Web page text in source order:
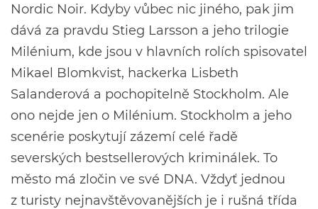
Nordic Noir. Kdyby vůbec nic jiného, pak jim
dává za pravdu Stieg Larsson a jeho trilogie
Milénium, kde jsou v hlavních rolích spisovatel
Mikael Blomkvist, hackerka Lisbeth
Salanderová a pochopitelně Stockholm. Ale
ono nejde jen o Milénium. Stockholm a jeho
scenérie poskytují zázemí celé řadě
severských bestsellerových kriminálek. To
město má zločin ve své DNA. Vždyť jednou
z turisty nejnavštěvovanějších je i rušná třída